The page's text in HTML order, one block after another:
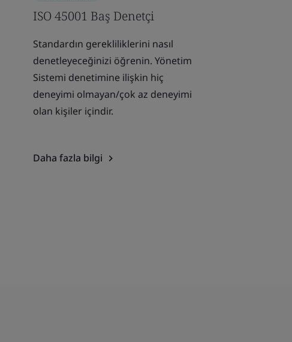
ISO 45001 Baş Denetçi
Standardın gerekliliklerini nasıl
denetleyeceğinizi öğrenin. Yönetim
Sistemi denetimine ilişkin hiç
deneyimi olmayan/çok az deneyimi
olan kişiler içindir.
Daha fazla bilgi